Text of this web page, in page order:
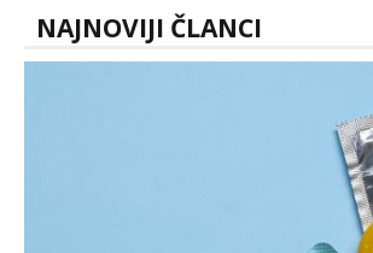
NAJNOVIJI ČLANCI